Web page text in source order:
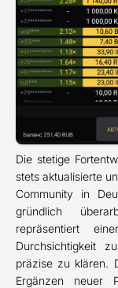
Die stetige
stets aktualisierte
Community in
gründlich
repräsentiert
Durchsichtigkeit
präzise zu klären.
Ergänzen neuer